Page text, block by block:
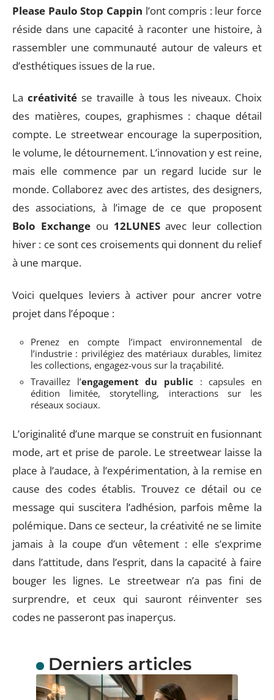
Please Paulo Stop Cappin l’ont compris : leur force
réside dans une capacité à raconter une histoire, à
rassembler une communauté autour de valeurs et
d’esthétiques issues de la rue.
Lacréativité se travaille à tous les niveaux. Choix
des matières, coupes, graphismes : chaque détail
compte. Le streetwear encourage la superposition,
le volume, le détournement. L’innovation y est reine,
mais elle commence par un regard lucide sur le
monde. Collaborez avec des artistes, des designers,
des associations, à l’image de ce que proposent
Bolo Exchangeou 12LUNESavec leur collection
hiver : ce sont ces croisements qui donnent du relief
à une marque.
Voici quelques leviers à activer pour ancrer votre
projet dans l’époque :
Prenez en compte l’impact environnemental de
l’industrie : privilégiez des matériaux durables, limitez
les collections, engagez-vous sur la traçabilité.
Travaillez l’engagement du public : capsules en
édition limitée, storytelling, interactions sur les
réseaux sociaux.
L’originalité d’une marque se construit en fusionnant
mode, art et prise de parole. Le streetwear laisse la
place à l’audace, à l’expérimentation, à la remise en
cause des codes établis. Trouvez ce détail ou ce
message qui suscitera l’adhésion, parfois même la
polémique. Dans ce secteur, la créativité ne se limite
jamais à la coupe d’un vêtement : elle s’exprime
dans l’attitude, dans l’esprit, dans la capacité à faire
bouger les lignes. Le streetwear n’a pas fini de
surprendre, et ceux qui sauront réinventer ses
codes ne passeront pas inaperçus.
Derniers articles